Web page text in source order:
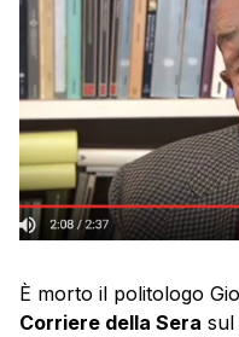
È morto il politologo
Corriere della Sera sul